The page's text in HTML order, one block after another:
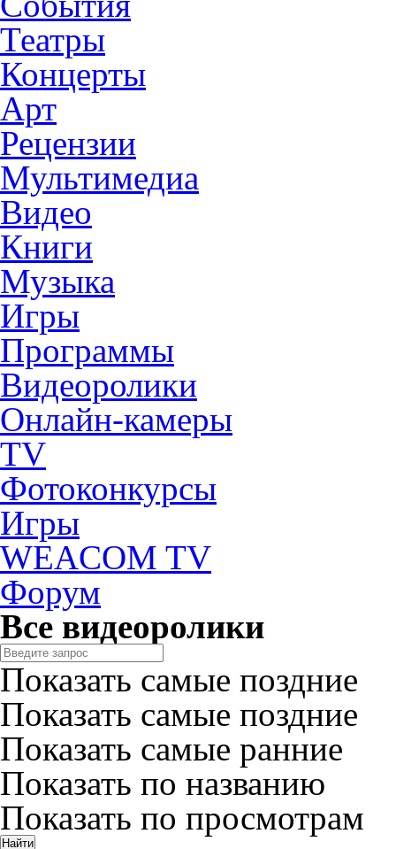
Театры
Концерты
Арт
Рецензии
Мультимедиа
Видео
Книги
Музыка
Игры
Программы
Видеоролики
Онлайн-камеры
TV
Фотоконкурсы
Игры
WEACOM TV
Форум
Все видеоролики
Показать самые поздние
Показать самые поздние
Показать самые ранние
Показать по названию
Показать по просмотрам